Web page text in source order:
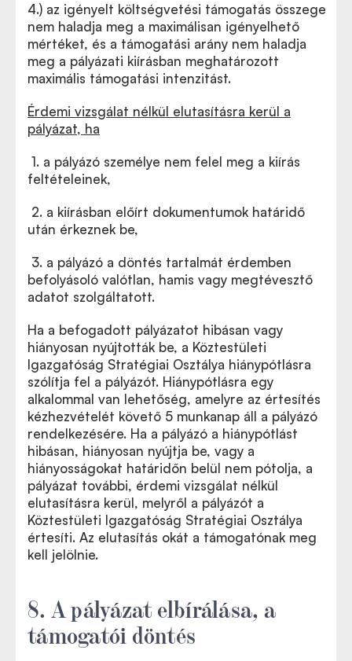
4.) az igényelt költségvetési támogatás összege
nem haladja meg a maximálisan igényelhető
mértéket, és a támogatási arány nem haladja
meg a pályázati kiírásban meghatározott
maximális támogatási intenzitást.
Érdemi vizsgálat nélkül elutasításra kerül a
pályázat, ha
1. a pályázó személye nem felel meg a kiírás
feltételeinek,
2. a kiírásban előírt dokumentumok határidő
után érkeznek be,
3. a pályázó a döntés tartalmát érdemben
befolyásoló valótlan, hamis vagy megtévesztő
adatot szolgáltatott.
Ha a befogadott pályázatot hibásan vagy
hiányosan nyújtották be, a Köztestületi
Igazgatóság Stratégiai Osztálya hiánypótlásra
szólítja fel a pályázót. Hiánypótlásra egy
alkalommal van lehetőség, amelyre az értesítés
kézhezvételét követő 5 munkanap áll a pályázó
rendelkezésére. Ha a pályázó a hiánypótlást
hibásan, hiányosan nyújtja be, vagy a
hiányosságokat határidőn belül nem pótolja, a
pályázat további, érdemi vizsgálat nélkül
elutasításra kerül, melyről a pályázót a
Köztestületi Igazgatóság Stratégiai Osztálya
értesíti. Az elutasítás okát a támogatónak meg
kell jelölnie.
8. A pályázat elbírálása, a
támogatói döntés